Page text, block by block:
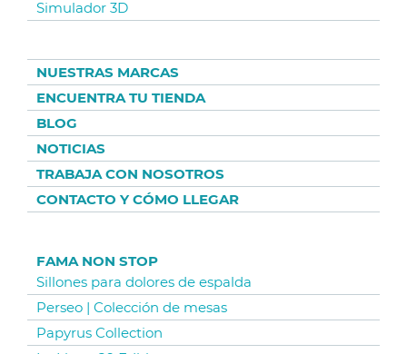
Simulador 3D
NUESTRAS MARCAS
ENCUENTRA TU TIENDA
BLOG
NOTICIAS
TRABAJA CON NOSOTROS
CONTACTO Y CÓMO LLEGAR
FAMA NON STOP
Sillones para dolores de espalda
Perseo | Colección de mesas
Papyrus Collection